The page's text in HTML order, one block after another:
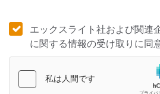
エックスライト社および関連
に関する情報の受け取りに同